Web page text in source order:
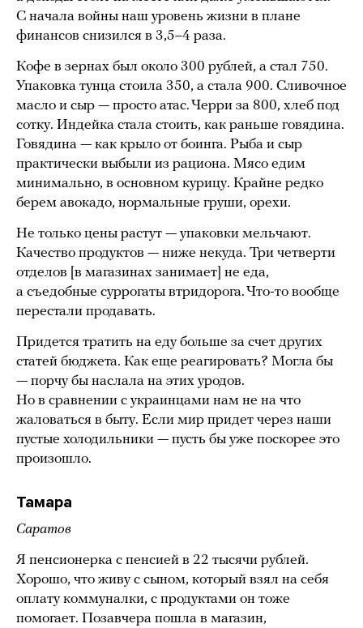
С начала войны наш уровень жизни в плане
финансов снизился в 3,5–4 раза.
Кофе в зернах был около 300 рублей, а стал 750.
Упаковка тунца стоила 350, а стала 900. Сливочное
масло и сыр — просто атас. Черри за 800, хлеб под
сотку. Индейка стала стоить, как раньше говядина.
Говядина — как крыло от боинга. Рыба и сыр
практически выбыли из рациона. Мясо едим
минимально, в основном курицу. Крайне редко
берем авокадо, нормальные груши, орехи.
Не только цены растут — упаковки мельчают.
Качество продуктов — ниже некуда. Три четверти
отделов [в магазинах занимает] не еда,
а съедобные суррогаты втридорога. Что-то вообще
перестали продавать.
Придется тратить на еду больше за счет других
статей бюджета. Как еще реагировать? Могла бы
— порчу бы наслала на этих уродов.
Но в сравнении с украинцами нам не на что
жаловаться в быту. Если мир придет через наши
пустые холодильники — пусть бы уже поскорее это
произошло.
Тамара
Саратов
Я пенсионерка с пенсией в 22 тысячи рублей.
Хорошо, что живу с сыном, который взял на себя
оплату коммуналки, с продуктами он тоже
помогает. Позавчера пошла в магазин,